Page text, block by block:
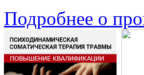
Подробнее о